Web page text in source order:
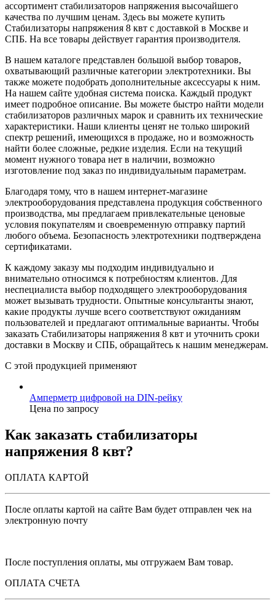
ассортимент стабилизаторов напряжения высочайшего
качества по лучшим ценам. Здесь вы можете купить
Стабилизаторы напряжения 8 квт с доставкой в Москве и
СПБ. На все товары действует гарантия производителя.
В нашем каталоге представлен большой выбор товаров,
охватывающий различные категории электротехники. Вы
также можете подобрать дополнительные аксессуары к ним.
На нашем сайте удобная система поиска. Каждый продукт
имеет подробное описание. Вы можете быстро найти модели
стабилизаторов различных марок и сравнить их технические
характеристики. Наши клиенты ценят не только широкий
спектр решений, имеющихся в продаже, но и возможность
найти более сложные, редкие изделия. Если на текущий
момент нужного товара нет в наличии, возможно
изготовление под заказ по индивидуальным параметрам.
Благодаря тому, что в нашем интернет-магазине
электрооборудования представлена продукция собственного
производства, мы предлагаем привлекательные ценовые
условия покупателям и своевременную отправку партий
любого объема. Безопасность электротехники подтверждена
сертификатами.
К каждому заказу мы подходим индивидуально и
внимательно относимся к потребностям клиентов. Для
неспециалиста выбор подходящего электрооборудования
может вызывать трудности. Опытные консультанты знают,
какие продукты лучше всего соответствуют ожиданиям
пользователей и предлагают оптимальные варианты. Чтобы
заказать Стабилизаторы напряжения 8 квт и уточнить сроки
доставки в Москву и СПБ, обращайтесь к нашим менеджерам.
С этой продукцией применяют
Амперметр цифровой на DIN-рейку
Цена по запросу
Как заказать стабилизаторы
напряжения 8 квт?
ОПЛАТА КАРТОЙ
После оплаты картой на сайте Вам будет отправлен чек на
электронную почту
После поступления оплаты, мы отгружаем Вам товар.
ОПЛАТА СЧЕТА